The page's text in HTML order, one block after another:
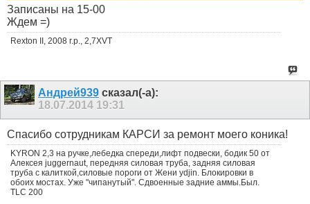
Записаны на 15-00
Ждем =)
Rexton II, 2008 г.р., 2,7XVT
Андрей939 сказал(-а):
18.07.2014 19:31
Спасибо сотрудникам КАРСИ за ремонт моего коника!
KYRON 2,3 на ручке,лебедка спереди,лифт подвески, бодик 50 от
Алексея juggernaut, передняя силовая труба, задняя силовая
труба с калиткой,силовые пороги от Жени ydjin. Блокировки в
обоих мостах. Уже "чипанутый". Сдвоенные задние аммы.Был.
TLC 200